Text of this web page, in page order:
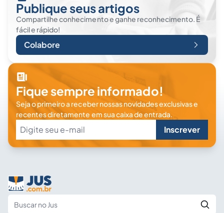
Publique seus artigos
Compartilhe conhecimento e ganhe reconhecimento. É
fácil e rápido!
Colabore
Fique sempre informado!
Seja o primeiro a receber nossas novidades exclusivas e
recentes diretamente em sua caixa de entrada.
Inscrever